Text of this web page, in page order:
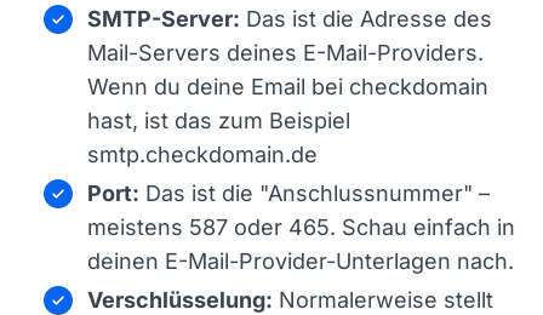
SMTP-Server: Das ist die Adresse des
Mail-Servers deines E-Mail-Providers.
Wenn du deine Email bei checkdomain
hast, ist das zum Beispiel
smtp.checkdomain.de
Port: Das ist die "Anschlussnummer" –
meistens 587 oder 465. Schau einfach in
deinen E-Mail-Provider-Unterlagen nach.
Verschlüsselung: Normalerweise stellt